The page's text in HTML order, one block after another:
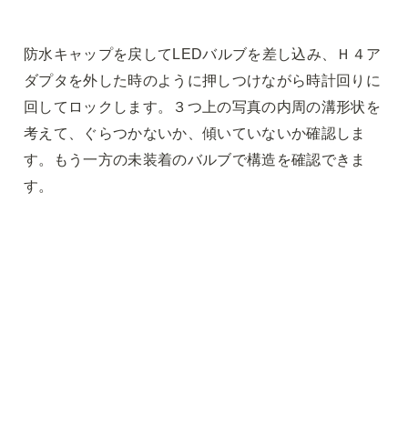
防水キャップを戻してLEDバルブを差し込み、Ｈ４ア
ダプタを外した時のように押しつけながら時計回りに
回してロックします。３ つ 上の写真の内周の溝形状を
考えて、ぐらつかないか、傾いていないか確認しま
す。もう一方の未装着のバルブで構造を確認できま
す。